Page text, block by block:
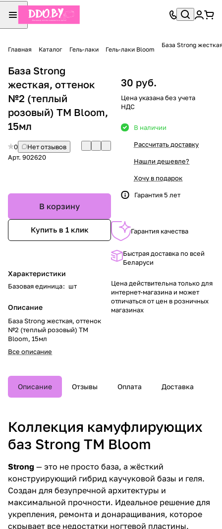
Главная Каталог Гель-лаки Гель-лаки Bloom
База Strong
База Strong
жесткая, оттенок
№2 (теплый
розовый) TM Bloom,
15мл
0
Нет отзывов
Арт. 902620
В корзину
Купить в 1 клик
Характеристики
Базовая единица: шт
Описание
База Strong жесткая, оттенок
№2 (теплый розовый) TM
Bloom, 15мл
Все описание
30 руб.
Цена указана без учета
НДС
В наличии
Рассчитать доставку
Нашли дешевле?
Хочу в подарок
Гарантия 5 лет
Гарантия качества
Быстрая доставка по всей
Беларуси
Цена действительна только для
интернет-магазина и может
отличаться от цен в розничных
магазинах
Описание Отзывы Оплата Доставка
Коллекция камуфлирующих
баз Strong TM Bloom
Strong — это не просто база, а жёсткий
конструирующий гибрид каучуковой базы и геля.
Создан для безупречной архитектуры и
максимальной прочности. Идеальное решение для
укрепления, ремонта и донаращивания, которое
скрывает все недостатки ногтевой пластины.